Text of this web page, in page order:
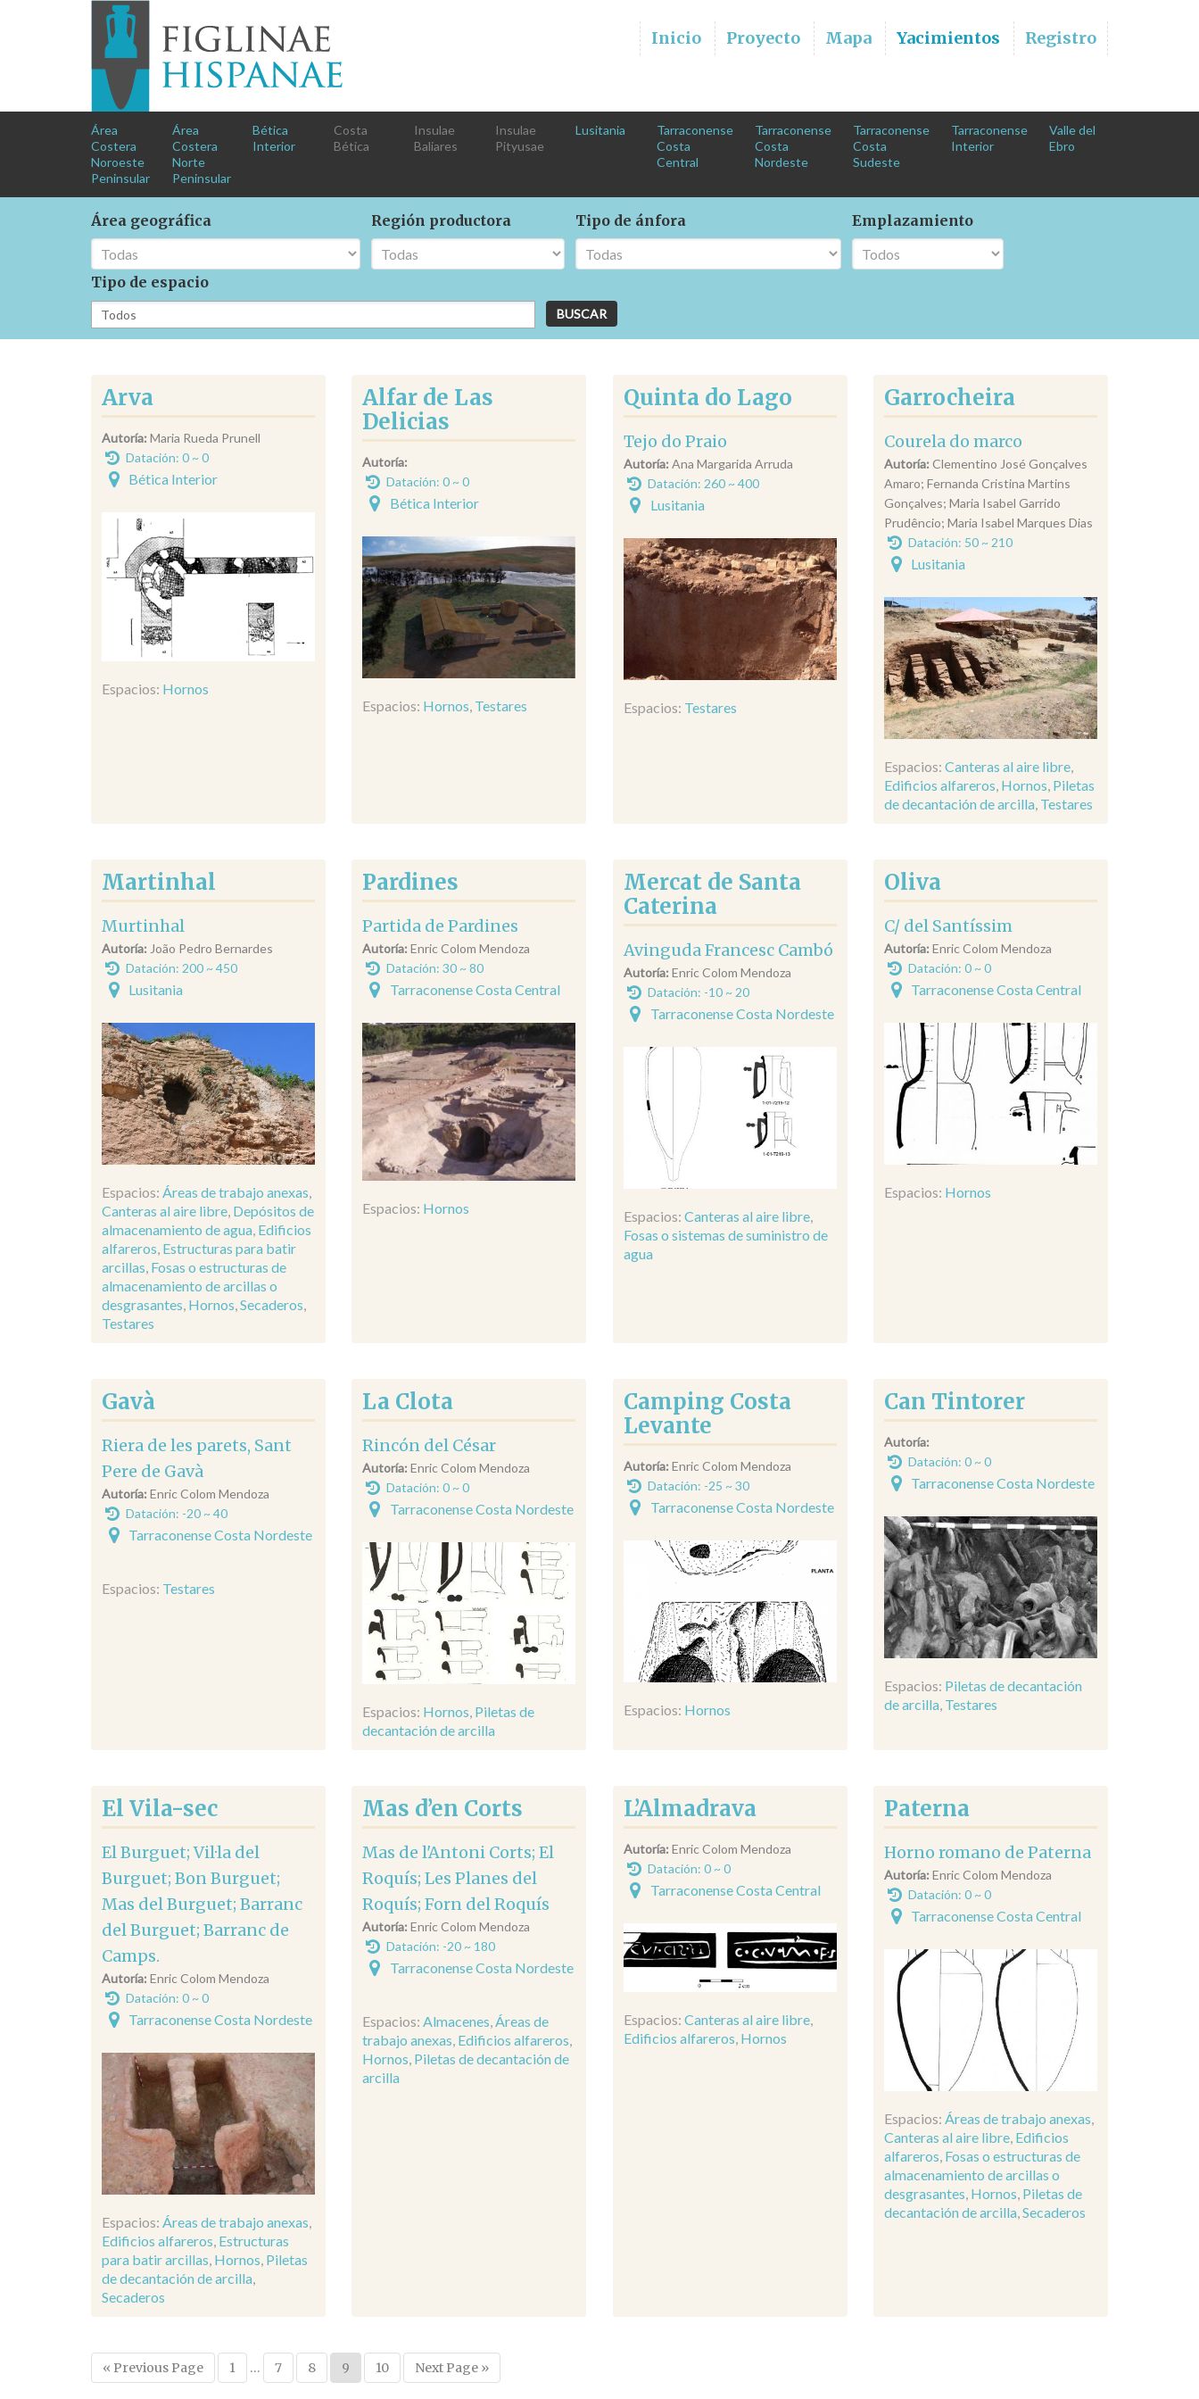
Inicio Proyecto Mapa Yacimientos Registro
Área
Costera
Noroeste
Peninsular
Área
Costera
Norte
Peninsular
Bética
Interior
Costa
Bética
Insulae
Baliares
Insulae
Pityusae
Lusitania
Tarraconense
Costa
Central
Tarraconense
Costa
Nordeste
Tarraconense
Costa
Sudeste
Tarraconense
Interior
Valle del
Ebro
Área geográfica Región productora Tipo de ánfora Emplazamiento
Tipo de espacio
Arva
Autoría: Maria Rueda Prunell
Datación: 0 ~ 0
Bética Interior
Espacios: Hornos
Alfar de Las
Delicias
Autoría:
Datación: 0 ~ 0
Bética Interior
Espacios: Hornos, Testares
Quinta do Lago
Tejo do Praio
Autoría: Ana Margarida Arruda
Datación: 260 ~ 400
Lusitania
Espacios: Testares
Garrocheira
Courela do marco
Autoría: Clementino José Gonçalves
Amaro; Fernanda Cristina Martins
Gonçalves; Maria Isabel Garrido
Prudêncio; Maria Isabel Marques Dias
Datación: 50 ~ 210
Lusitania
Espacios: Canteras al aire libre,
Edificios alfareros, Hornos, Piletas
de decantación de arcilla, Testares
Martinhal
Murtinhal
Autoría: João Pedro Bernardes
Datación: 200 ~ 450
Lusitania
Espacios: Áreas de trabajo anexas,
Canteras al aire libre, Depósitos de
almacenamiento de agua, Edificios
alfareros, Estructuras para batir
arcillas, Fosas o estructuras de
almacenamiento de arcillas o
desgrasantes, Hornos,Secaderos,
Testares
Pardines
Partida de Pardines
Autoría:Enric Colom Mendoza
Datación: 30 ~ 80
Tarraconense Costa Central
Espacios: Hornos
Mercat de Santa
Caterina
Avinguda Francesc Cambó
Autoría: Enric Colom Mendoza
Datación: -10 ~ 20
Tarraconense Costa Nordeste
Espacios: Canteras al aire libre,
Fosas o sistemas de suministro de
agua
Oliva
C/ del Santíssim
Autoría: Enric Colom Mendoza
Datación: 0 ~ 0
Tarraconense Costa Central
Espacios: Hornos
Gavà
Riera de les parets, Sant
Pere de Gavà
Autoría: Enric Colom Mendoza
Datación: -20 ~ 40
Tarraconense Costa Nordeste
Espacios: Testares
La Clota
Rincón del César
Autoría:Enric Colom Mendoza
Datación: 0 ~ 0
Tarraconense Costa Nordeste
Espacios: Hornos, Piletas de
decantación de arcilla
Camping Costa
Levante
Autoría: Enric Colom Mendoza
Datación: -25 ~ 30
Tarraconense Costa Nordeste
Espacios: Hornos
Can Tintorer
Autoría:
Datación: 0 ~ 0
Tarraconense Costa Nordeste
Espacios: Piletas de decantación
de arcilla, Testares
El Vila-sec
El Burguet; Vil·la del
Burguet; Bon Burguet;
Mas del Burguet; Barranc
del Burguet; Barranc de
Camps.
Autoría: Enric Colom Mendoza
Datación: 0 ~ 0
Tarraconense Costa Nordeste
Espacios: Áreas de trabajo anexas,
Edificios alfareros, Estructuras
para batir arcillas, Hornos, Piletas
de decantación de arcilla,
Secaderos
Mas d’en Corts
Mas de l'Antoni Corts; El
Roquís; Les Planes del
Roquís; Forn del Roquís
Autoría:Enric Colom Mendoza
Datación: -20 ~ 180
Tarraconense Costa Nordeste
Espacios:Almacenes,Áreas de
trabajo anexas, Edificios alfareros,
Hornos, Piletas de decantación de
arcilla
L’Almadrava
Autoría: Enric Colom Mendoza
Datación: 0 ~ 0
Tarraconense Costa Central
Espacios: Canteras al aire libre,
Edificios alfareros, Hornos
Paterna
Horno romano de Paterna
Autoría: Enric Colom Mendoza
Datación: 0 ~ 0
Tarraconense Costa Central
Espacios: Áreas de trabajo anexas,
Canteras al aire libre, Edificios
alfareros, Fosas o estructuras de
almacenamiento de arcillas o
desgrasantes, Hornos, Piletas de
decantación de arcilla,Secaderos
« Previous Page 1 … 7 8 9 10 Next Page »